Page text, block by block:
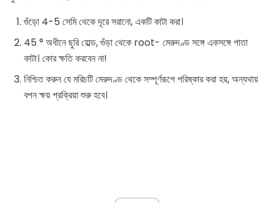
গুঁড়ো 4-5 সেমি থেকে দূরে সরানো, একটি কাটা করা।
45 ° অধীনে ছুরি হোল্ড, গুঁড়া থেকে root- মেরুদণ্ড সঙ্গে একসঙ্গে পাতা
কাটা। কোর ক্ষতি করবেন না!
নিশ্চিত করুন যে মরিচটি মেরুদণ্ড থেকে সম্পূর্ণরূপে পরিষ্কার করা হয়, অন্যথায়
বপন ক্ষয় প্রক্রিয়া শুরু হবে।